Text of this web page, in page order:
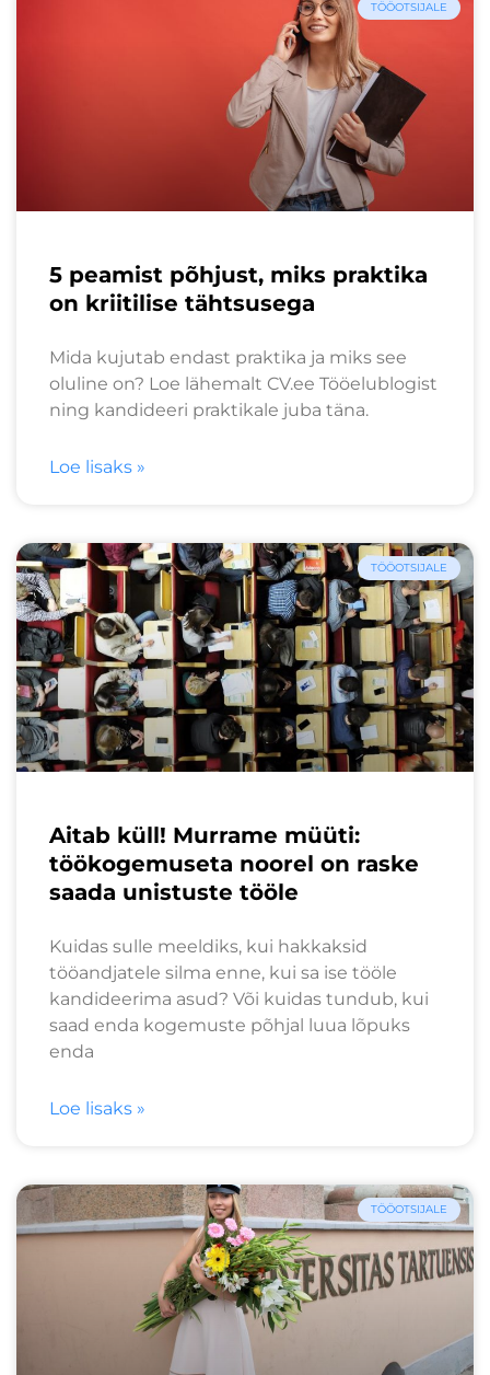
TÖÖOTSIJALE
5 peamist põhjust, miks praktika
on kriitilise tähtsusega
Mida kujutab endast praktika ja miks see
oluline on? Loe lähemalt CV.ee Tööelublogist
ning kandideeri praktikale juba täna.
Loe lisaks »
TÖÖOTSIJALE
Aitab küll! Murrame müüti:
töökogemuseta noorel on raske
saada unistuste tööle
Kuidas sulle meeldiks, kui hakkaksid
tööandjatele silma enne, kui sa ise tööle
kandideerima asud? Või kuidas tundub, kui
saad enda kogemuste põhjal luua lõpuks
enda
Loe lisaks »
TÖÖOTSIJALE